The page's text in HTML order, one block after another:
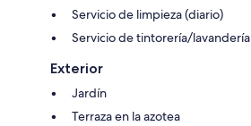
Servicio de limpieza (diario)
Servicio de tintorería/lavandería
Exterior
Jardín
Terraza en la azotea